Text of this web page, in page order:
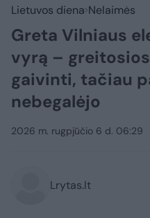
Lietuvos diena Nelaimės
Greta Vilniaus
vyrą –
gaivinti, tačiau
nebegalėjo
2026 m. rugpjūčio 6 d. 06:29
Lrytas.lt